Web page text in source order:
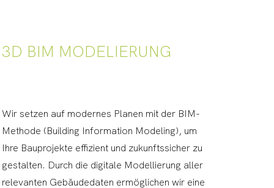
3D BIM MODELIERUNG
Wir setzen auf modernes Planen mit der BIM-
Methode (Building Information Modeling), um
Ihre Bauprojekte effizient und zukunftssicher zu
gestalten. Durch die digitale Modellierung aller
relevanten Gebäudedaten ermöglichen wir eine